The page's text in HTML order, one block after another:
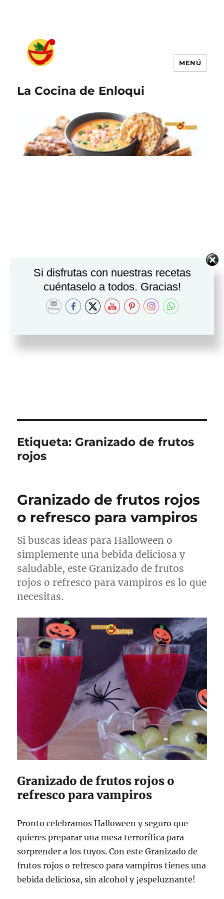
La Cocina de Enloqui
MENÚ
Etiqueta: Granizado de frutos
rojos
Granizado de frutos rojos
o refresco para vampiros
Si buscas ideas para Halloween o
simplemente una bebida deliciosa y
saludable, este Granizado de frutos
rojos o refresco para vampiros es lo que
necesitas.
Granizado de frutos rojos o
refresco para vampiros
Pronto celebramos Halloween y seguro que
quieres preparar una mesa terrorífica para
sorprender a los tuyos. Con este Granizado de
frutos rojos o refresco para vampiros tienes una
bebida deliciosa, sin alcohol y ¡espeluznante!
Si disfrutas con nuestras recetas
cuéntaselo a todos. Gracias!